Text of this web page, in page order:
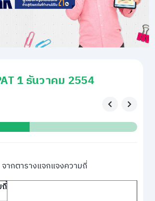
1 ธันวาคม 2554
จากตารางแจกแจงความถี่
ถี่